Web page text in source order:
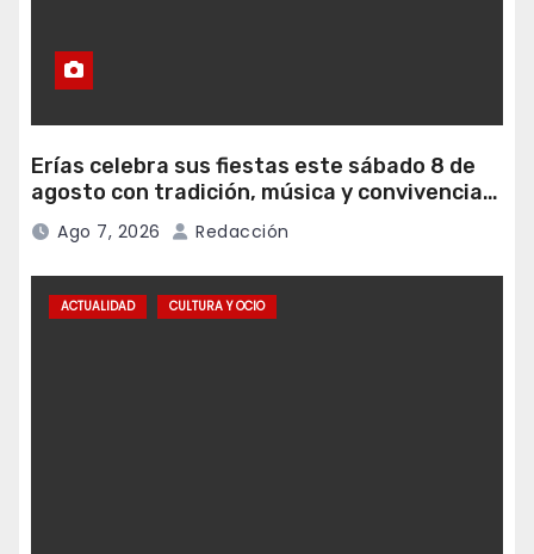
Erías celebra sus fiestas este sábado 8 de
agosto con tradición, música y convivencia
vecinal
Ago 7, 2026 Redacción
ACTUALIDAD CULTURA Y OCIO